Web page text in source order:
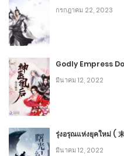
DH บทที่ 166 - เงินตรา หุ้นส่วน
5
2 DH บทที่ 165 - ข่าวลื
4
กรกฎาคม 22, 2023
Godly Empress
มีนาคม 12, 2022
รุ่งอรุณแห่งยุคใหม่ (
มีนาคม 12, 2022